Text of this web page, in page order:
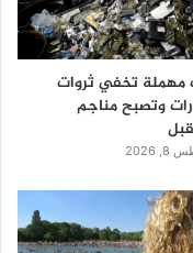
مهملة تخفي ثروات
وتصبح مناجم
2026